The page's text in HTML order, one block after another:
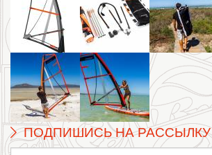
ПОДПИШИСЬ НА РАССЫЛКУ